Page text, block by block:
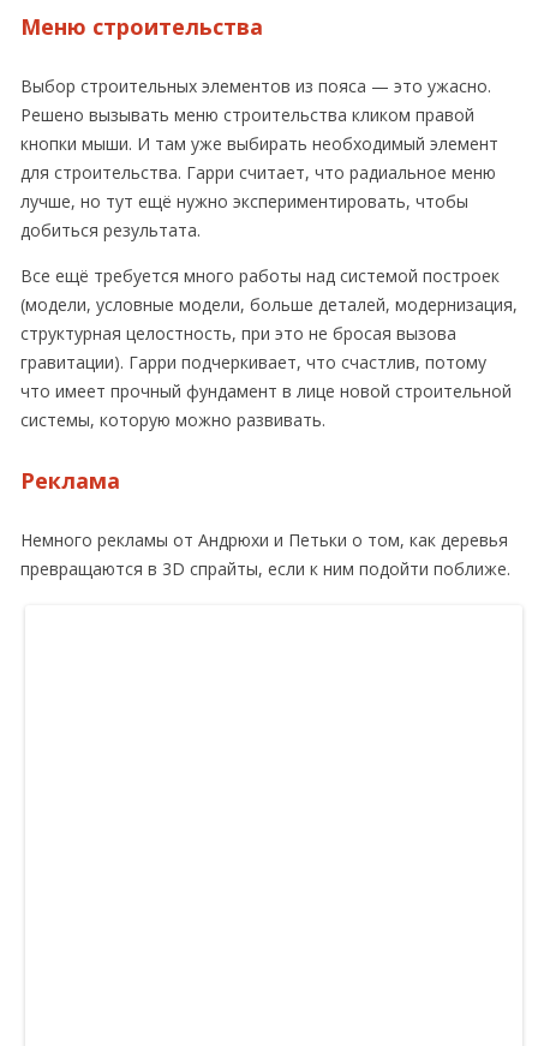
Меню строительства
Выбор строительных элементов из пояса — это ужасно.
Решено вызывать меню строительства кликом правой
кнопки мыши. И там уже выбирать необходимый элемент
для строительства. Гарри считает, что радиальное меню
лучше, но тут ещё нужно экспериментировать, чтобы
добиться результата.
Все ещё требуется много работы над системой построек
(модели, условные модели, больше деталей, модернизация,
структурная целостность, при это не бросая вызова
гравитации). Гарри подчеркивает, что счастлив, потому
что имеет прочный фундамент в лице новой строительной
системы, которую можно развивать.
Реклама
Немного рекламы от Андрюхи и Петьки о том, как деревья
превращаются в 3D спрайты, если к ним подойти поближе.